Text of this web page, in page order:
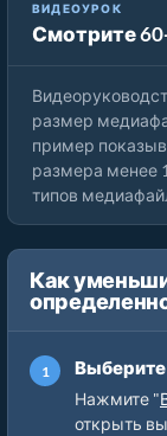
ВИДЕОУРОК
Смотрите
Как уменьшить
размер
пример
размера менее
типов
Как
Нажмите "
открыть